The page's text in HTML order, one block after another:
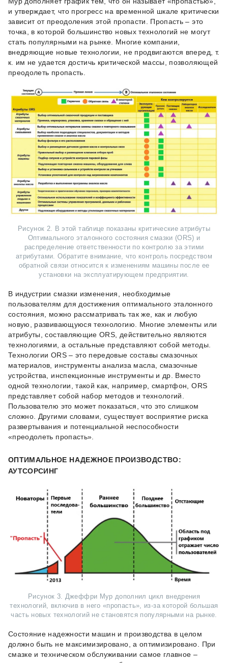
и утверждает, что прогресс на временной шкале критически
зависит от преодоления этой пропасти. Пропасть – это
точка, в которой большинство новых технологий не могут
стать популярными на рынке. Многие компании,
внедряющие новые технологии, не продвигаются вперед, т.
к. им не удается достичь критической массы, позволяющей
преодолеть пропасть.
Рисунок 2. В этой таблице показаны критические атрибуты
Оптимального эталонного состояния смазки (ORS) и
распределение ответственности по контролю за этими
атрибутами. Обратите внимание, что контроль посредством
обратной связи относится к изменениям машины после ее
установки на эксплуатирующем предприятии.
В индустрии смазки изменения, необходимые
пользователям для достижения оптимального эталонного
состояния, можно рассматривать так же, как и любую
новую, развивающуюся технологию. Многие элементы или
атрибуты, составляющие ORS, действительно являются
технологиями, а остальные представляют собой методы.
Технологии ORS – это передовые составы смазочных
материалов, инструменты анализа масла, смазочные
устройства, инспекционные инструменты и др. Вместо
одной технологии, такой как, например, смартфон, ORS
представляет собой набор методов и технологий.
Пользователю это может показаться, что это слишком
сложно. Другими словами, существует восприятие риска
развертывания и потенциальной неспособности
«преодолеть пропасть».
ОПТИМАЛЬНОЕ НАДЕЖНОЕ ПРОИЗВОДСТВО:
АУТСОРСИНГ
Рисунок 3. Джеффри Мур дополнил цикл внедрения
технологий, включив в него «пропасть», из-за которой большая
часть новых технологий не становятся популярными на рынке.
Состояние надежности машин и производства в целом
должно быть не максимизировано, а оптимизировано. При
смазке и техническом обслуживании самое главное –